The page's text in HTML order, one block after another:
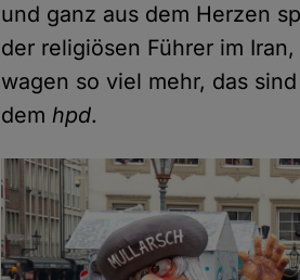
und ganz aus dem Herzen
der religiösen Führer im
wagen so viel mehr, das
demhpd.